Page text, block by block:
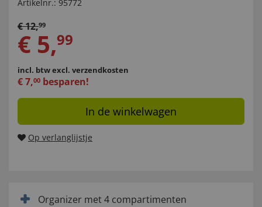
Artikelnr.: 95772
€12,99
€ 5,99
incl. btwexcl. verzendkosten
€7,00 besparen!
In de winkelwagen
Op verlanglijstje
Organizer met 4 compartimenten